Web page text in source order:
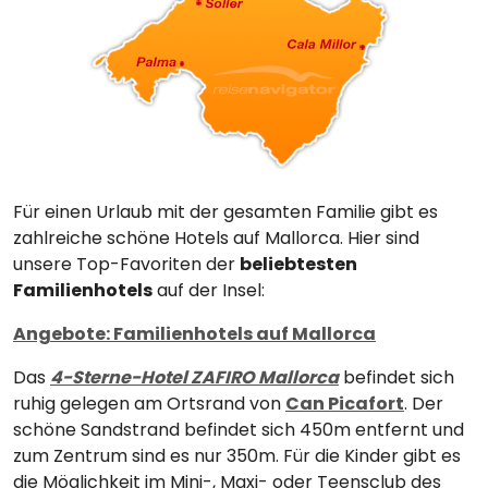
Für einen Urlaub mit der gesamten Familie gibt es
zahlreiche schöne Hotels auf Mallorca. Hier sind
unsere Top-Favoriten der beliebtesten
Familienhotelsauf der Insel:
Angebote: Familienhotels auf Mallorca
Das 4-Sterne-Hotel ZAFIRO Mallorcabefindet sich
ruhig gelegen am Ortsrand von Can Picafort. Der
schöne Sandstrand befindet sich 450m entfernt und
zum Zentrum sind es nur 350m. Für die Kinder gibt es
die Möglichkeit im Mini-, Maxi- oder Teensclub des